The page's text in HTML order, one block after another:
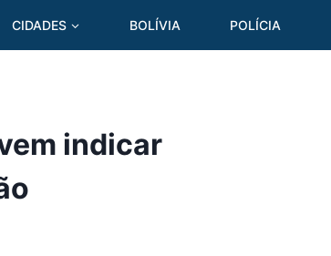
CIDADES BOLÍVIA POLÍCIA
indicar